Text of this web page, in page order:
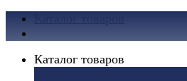
Каталог товаров